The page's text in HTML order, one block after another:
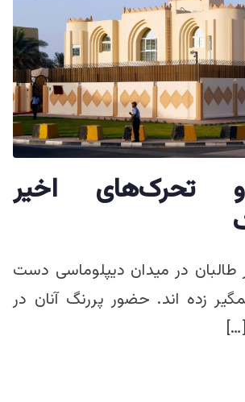
تحرک‌های اخیر
طالبان در میدان دیپلوماسی دست
زده اند. حضور پررنگ آنان در